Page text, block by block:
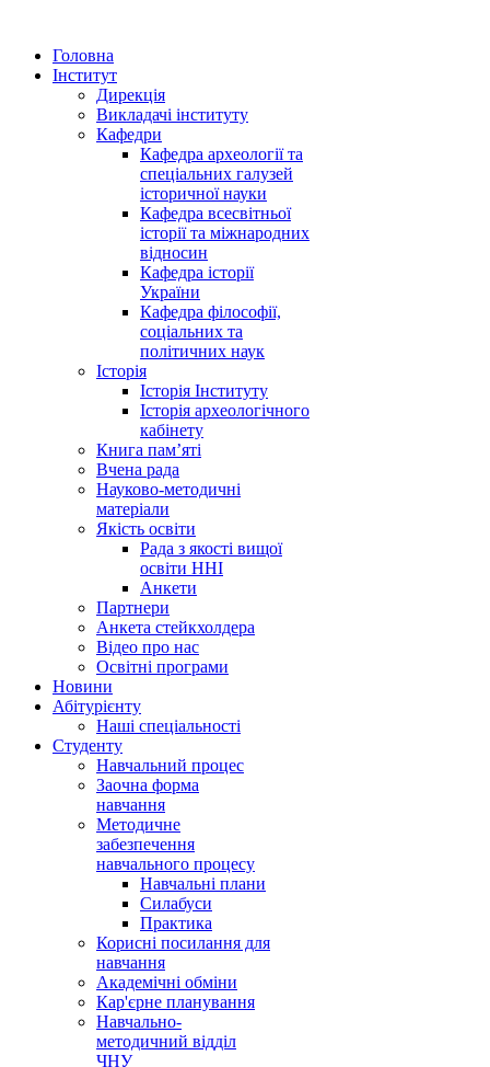
Головна
Інститут
Дирекція
Викладачі інституту
Кафедри
Кафедра археології та
спеціальних галузей
історичної науки
Кафедра всесвітньої
історії та міжнародних
відносин
Кафедра історії
України
Кафедра філософії,
соціальних та
політичних наук
Історія
Історія Інституту
Історія археологічного
кабінету
Книга памʼяті
Вчена рада
Науково-методичні
матеріали
Якість освіти
Рада з якості вищої
освіти ННІ
Анкети
Партнери
Анкета стейкхолдера
Відео про нас
Освітні програми
Hовини
Абітурієнту
Наші спеціальності
Студенту
Навчальний процес
Заочна форма
навчання
Методичне
забезпечення
навчального процесу
Навчальні плани
Силабуси
Практика
Корисні посилання для
навчання
Академічні обміни
Кар'єрне планування
Навчально-
методичний відділ
ЧНУ